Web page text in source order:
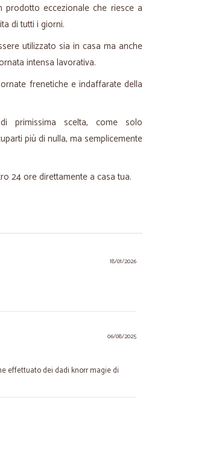
eccezionale che riesce a
di tutti i giorni.
utilizzato sia in casa ma anche
intensa lavorativa.
frenetiche e indaffarate della
primissima scelta, come solo
più di nulla, ma semplicemente
24 ore direttamente a casa tua.
18/01/2026
06/08/2025
effettuato dei dadi knorr magie di